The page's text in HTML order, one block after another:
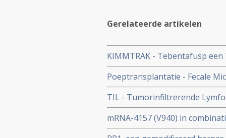
Gerelateerde artikelen
KIMMTRAK - Tebentafusp
hla-a0201-antigen geeft
uitgezaaide oogmelanoom
Poeptransplantatie - Fecale
immuuntherapie bij niet-
TIL - Tumorinfiltrerende
uitstekende resultaten bij
melanomen waar eerder
mRNA-4157 (V940) in
overleving en minder